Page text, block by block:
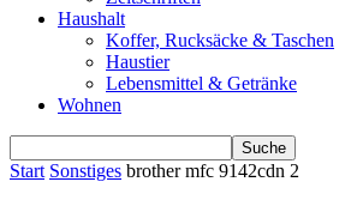
Haushalt
Koffer, Rucksäcke & Taschen
Haustier
Lebensmittel & Getränke
Wohnen
Start Sonstiges brother mfc 9142cdn 2